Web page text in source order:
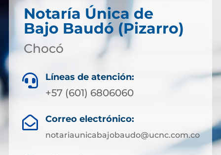
Notaría Única de
Bajo Baudó (Pizarro)
Chocó
 Líneas de atención:
+57 (601) 6806060
 Correo electrónico:
notariaunicabajobaudo@ucnc.com.co